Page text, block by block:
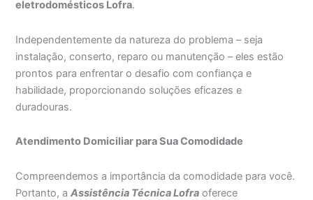
eletrodomésticos Lofra.
Independentemente da natureza do problema – seja
instalação, conserto, reparo ou manutenção – eles estão
prontos para enfrentar o desafio com confiança e
habilidade, proporcionando soluções eficazes e
duradouras.
Atendimento Domiciliar para Sua Comodidade
Compreendemos a importância da comodidade para você.
Portanto, aAssistência Técnica Lofra oferece